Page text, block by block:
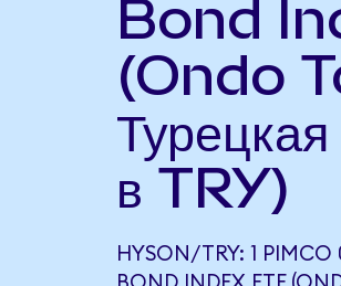
Bond
(Ondo
в TRY)
HYSON/TRY: 1 PIMCO